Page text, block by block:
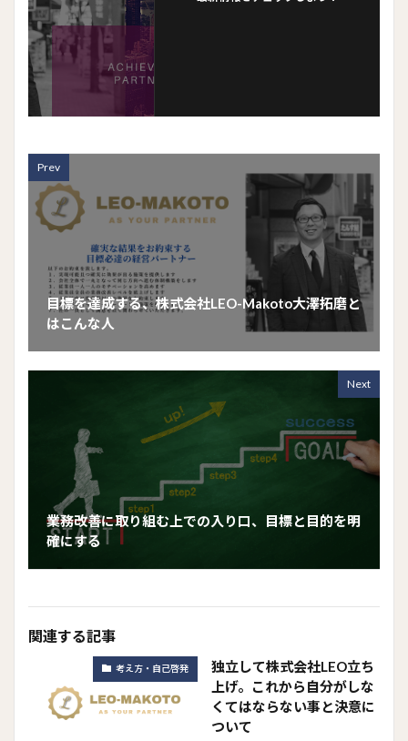
Prev
目標を達成する、株式会社LEO-Makoto大澤拓磨と
はこんな人
Next
業務改善に取り組む上での入り口、目標と目的を明
確にする
関連する記事
考え方・自己啓発
独立して株式会社LEO立ち
上げ。これから自分がしな
くてはならない事と決意に
ついて